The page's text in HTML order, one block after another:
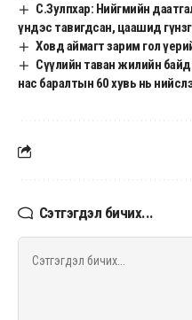
С.Зулпхар: Нийгмийн
үндэс тавигдсан, цаашид
Ховд аймагт зарим гол
Сүүлийн таван жилийн
нас баралтын 60 хувь нь
Сэтгэгдэл бичих...